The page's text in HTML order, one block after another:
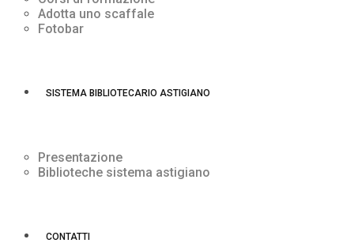
Adotta uno scaffale
Fotobar
SISTEMA BIBLIOTECARIO ASTIGIANO
Presentazione
Biblioteche sistema astigiano
CONTATTI